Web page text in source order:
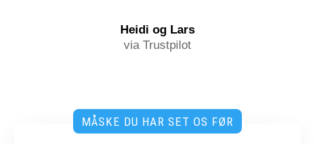
i den grad anbefales!
Heidi og Lars
via Trustpilot
MÅSKE DU HAR SET OS FØR